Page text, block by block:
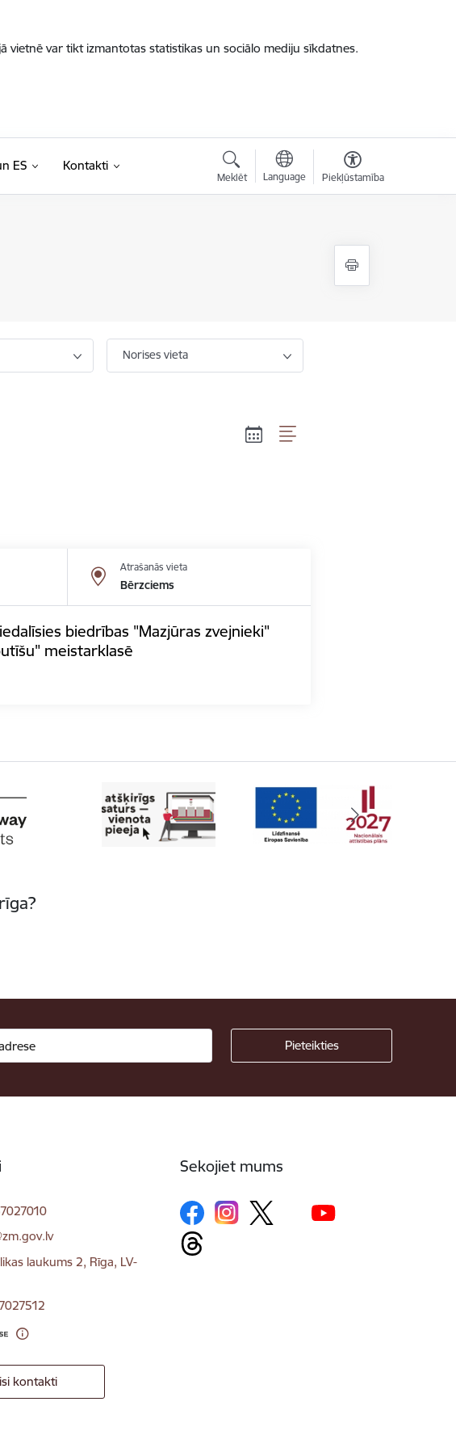
vietnē var tikt izmantotas statistikas un sociālo mediju sīkdatnes.
ES Kontakti
Meklēt Language Piekļūstamība
Norises vieta
Atrašanās vieta
Bērzciems
biedrības "Mazjūras zvejnieki"
meistarklasē
laukums 2, Rīga, LV-
kontakti
Sekojiet mums